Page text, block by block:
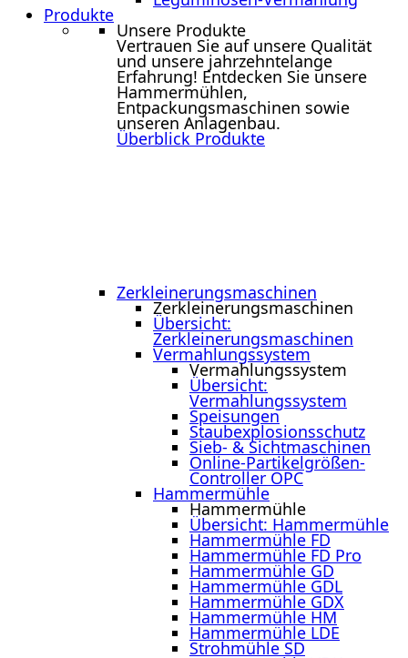
Produkte
Unsere Produkte
Vertrauen Sie auf unsere Qualität
und unsere jahrzehntelange
Erfahrung! Entdecken Sie unsere
Hammermühlen,
Entpackungsmaschinen sowie
unseren Anlagenbau.
Überblick Produkte
Zerkleinerungs­maschinen
Zerkleinerungs­maschinen
Übersicht:
Zerkleinerungsmaschinen
Vermahlungssystem
Vermahlungssystem
Übersicht:
Vermahlungssystem
Speisungen
Staubexplosionsschutz
Sieb- & Sichtmaschinen
Online-Partikelgrößen-
Controller OPC
Hammermühle
Hammermühle
Übersicht: Hammermühle
Hammermühle FD
Hammermühle FD Pro
Hammermühle GD
Hammermühle GDL
Hammermühle GDX
Hammermühle HM
Hammermühle LDE
Strohmühle SD